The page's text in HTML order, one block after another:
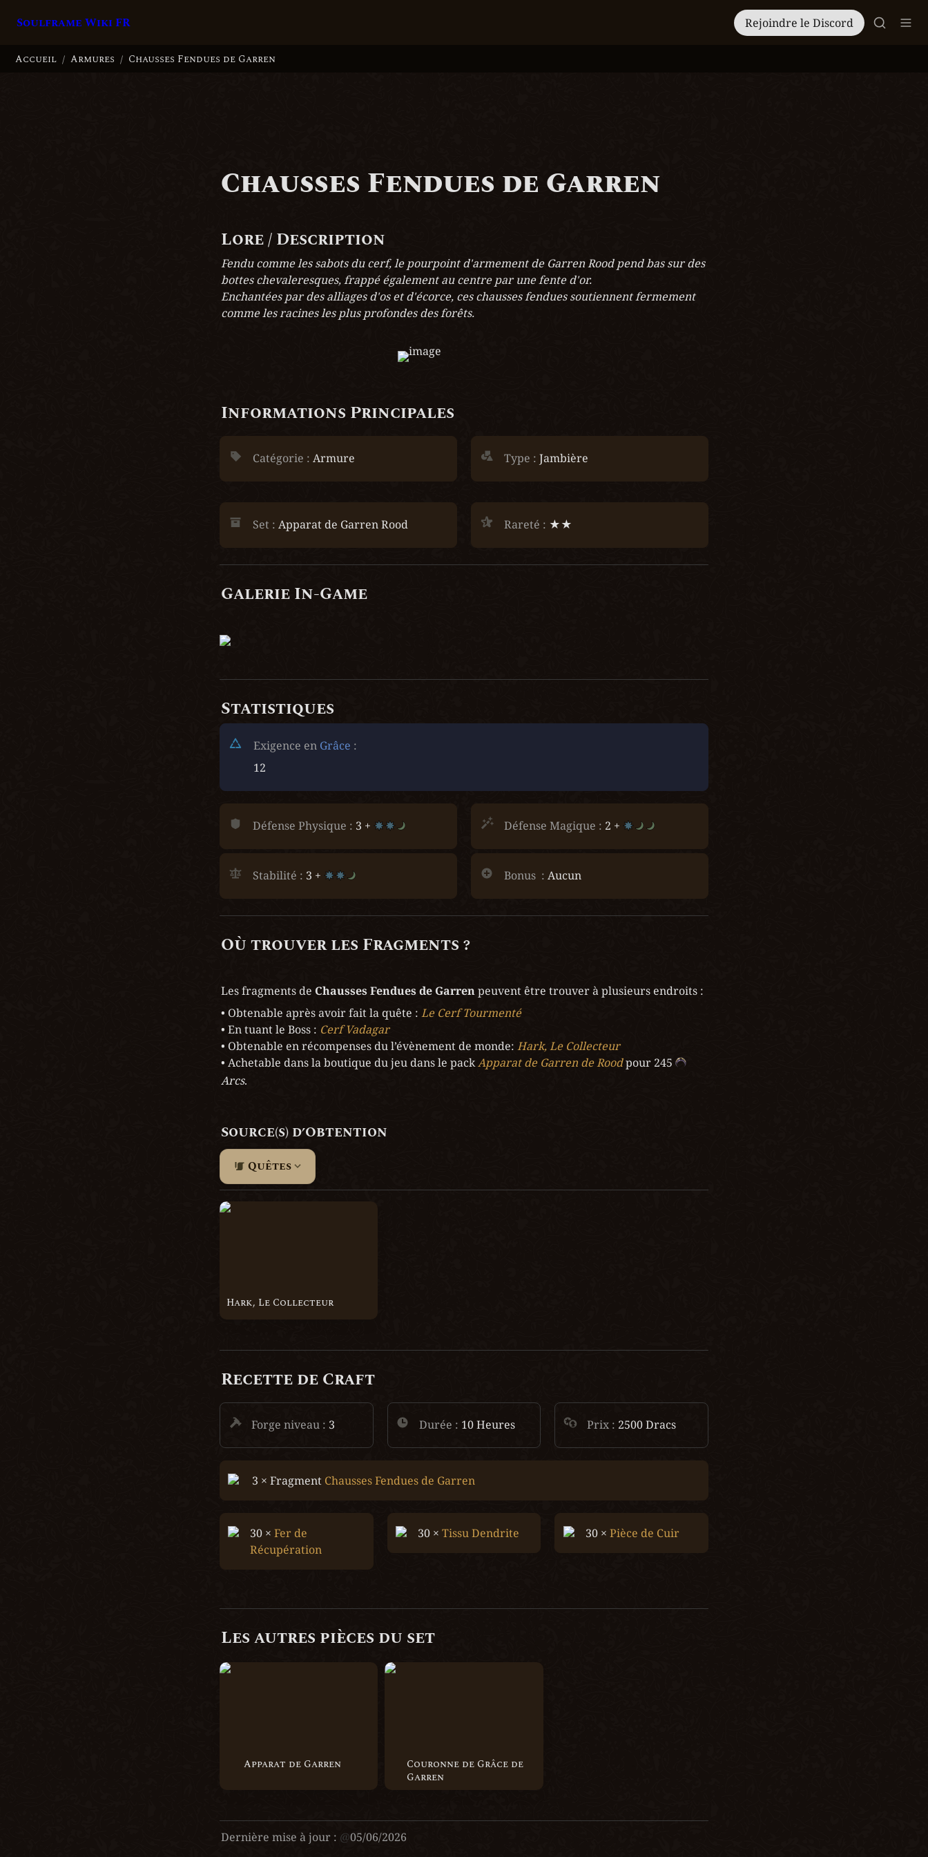
Soulframe Wiki FR Rejoindre le Discord
Accueil / Armures / Chausses Fendues de Garren
Chausses Fendues de Garren
Lore / Description
Fendu comme les sabots du cerf, le pourpoint d'armement de Garren Rood pend bas sur des
bottes chevaleresques, frappé également au centre par une fente d'or.
Enchantées par des alliages d'os et d'écorce, ces chausses fendues soutiennent fermement
comme les racines les plus profondes des forêts.
Informations Principales
Catégorie : Armure Type : Jambière
Set : Apparat de Garren Rood Rareté : ★★
Galerie In-Game
Statistiques
Exigence en Grâce :
12
Défense Physique : 3 +
Stabilité : 3 +
Défense Magique : 2 +
Bonus  : Aucun
Où trouver les Fragments ?
Les fragments de Chausses Fendues de Garren peuvent être trouver à plusieurs endroits :
• Obtenable après avoir fait la quête : Le Cerf Tourmenté
• En tuant le Boss :
• Obtenable en récompenses du l’évènement de monde:
• Achetable dans la boutique du jeu dans le pack Apparat de Garren de Rood pour 245
Arcs.
Source(s) d’Obtention
Quêtes
Hark, Le Collecteur
Hark, Le Collecteur
Recette de Craft
Forge niveau : 3 Durée : 10 Heures Prix : 2500 Dracs
3 × Fragment Chausses Fendues de Garren
30 × Fer de
Récupération
30 × Tissu Dendrite 30 × Pièce de Cuir
Les autres pièces du set
Apparat de Garren
Apparat de Garren
Couronne de Grâce de Garren
Couronne de Grâce de
Garren
Dernière mise à jour : @05/06/2026